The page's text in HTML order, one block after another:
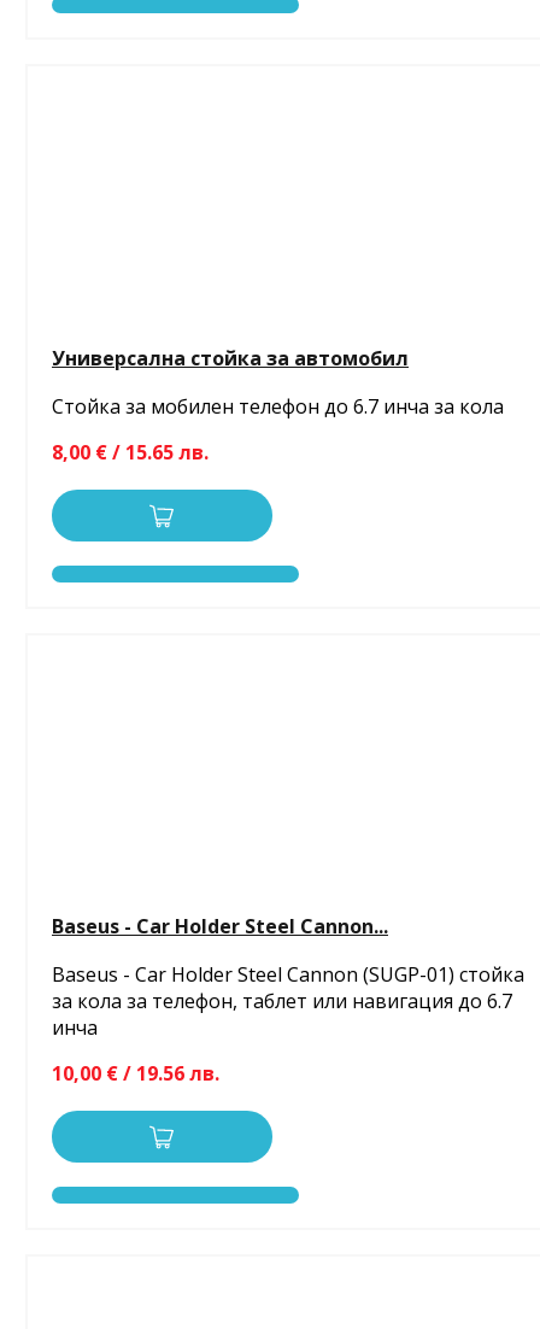
Универсална стойка за автомобил
Стойка за мобилен телефон до 6.7 инча за кола
8,00 € / 15.65 лв.
Baseus - Car Holder Steel Cannon...
Baseus - Car Holder Steel Cannon (SUGP-01) стойка
за кола за телефон, таблет или навигация до 6.7
инча
10,00 € / 19.56 лв.